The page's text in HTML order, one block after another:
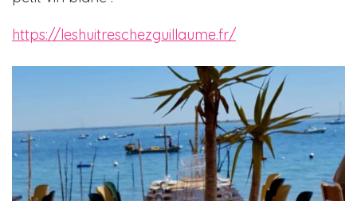
https://leshuitreschezguillaume.fr/